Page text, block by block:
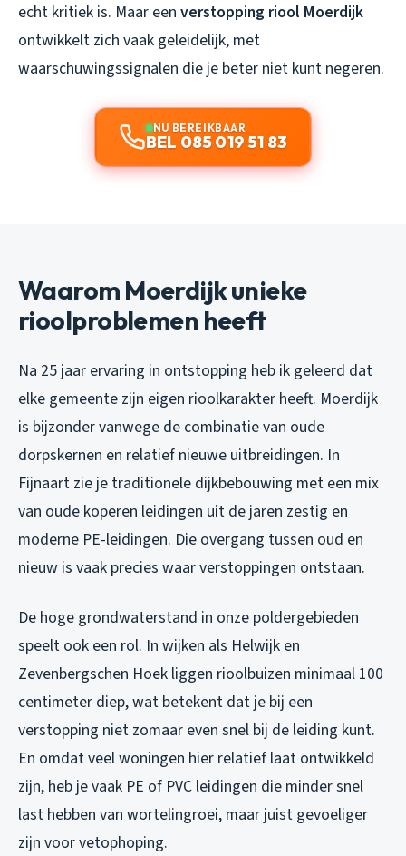
echt kritiek is. Maar een verstopping riool Moerdijk
ontwikkelt zich vaak geleidelijk, met
waarschuwingssignalen die je beter niet kunt negeren.
NU BEREIKBAAR
BEL 085 019 51 83
Waarom Moerdijk unieke
rioolproblemen heeft
Na 25 jaar ervaring in ontstopping heb ik geleerd dat
elke gemeente zijn eigen rioolkarakter heeft. Moerdijk
is bijzonder vanwege de combinatie van oude
dorpskernen en relatief nieuwe uitbreidingen. In
Fijnaart zie je traditionele dijkbebouwing met een mix
van oude koperen leidingen uit de jaren zestig en
moderne PE-leidingen. Die overgang tussen oud en
nieuw is vaak precies waar verstoppingen ontstaan.
De hoge grondwaterstand in onze poldergebieden
speelt ook een rol. In wijken als Helwijk en
Zevenbergschen Hoek liggen rioolbuizen minimaal 100
centimeter diep, wat betekent dat je bij een
verstopping niet zomaar even snel bij de leiding kunt.
En omdat veel woningen hier relatief laat ontwikkeld
zijn, heb je vaak PE of PVC leidingen die minder snel
last hebben van wortelingroei, maar juist gevoeliger
zijn voor vetophoping.